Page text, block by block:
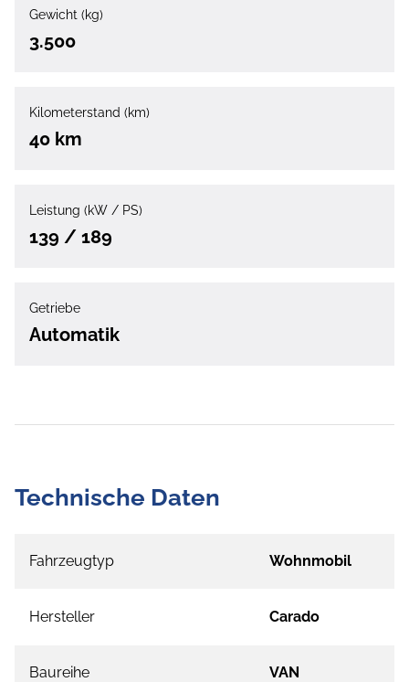
Gewicht (kg)
3.500
Kilometerstand (km)
40 km
Leistung (kW / PS)
139 / 189
Getriebe
Automatik
Technische Daten
Fahrzeugtyp Wohnmobil
Hersteller Carado
Baureihe VAN